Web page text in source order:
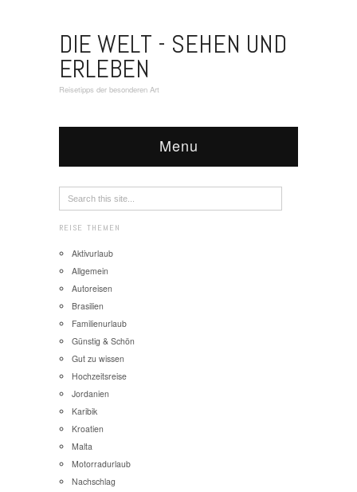
DIE WELT - SEHEN UND
ERLEBEN
Reisetipps der besonderen Art
Menu
REISE THEMEN
Aktivurlaub
Allgemein
Autoreisen
Brasilien
Familienurlaub
Günstig & Schön
Gut zu wissen
Hochzeitsreise
Jordanien
Karibik
Kroatien
Malta
Motorradurlaub
Nachschlag